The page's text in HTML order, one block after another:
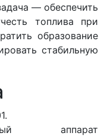
— обеспечить
топлива при
образование
стабильную
аппарат